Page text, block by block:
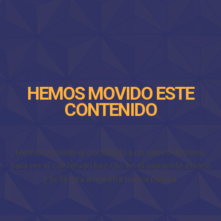
HEMOS MOVIDO ESTE
CONTENIDO
Hemos movido el contenido a un nuevo dominio,
para ver el contenido haz clic en el siguiente enlace
y te llevará a nuestra nueva página.